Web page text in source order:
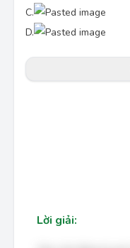
C.
D.
Lời giải: